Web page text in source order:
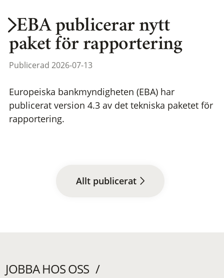
EBA publicerar nytt
paket för rapportering
Publicerad 2026-07-13
Europeiska bankmyndigheten (EBA) har
publicerat version 4.3 av det tekniska paketet för
rapportering.
Allt publicerat
JOBBA HOS OSS